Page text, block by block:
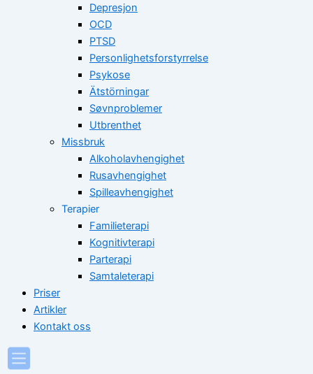
Depresjon
OCD
PTSD
Personlighetsforstyrrelse
Psykose
Ätstörningar
Søvnproblemer
Utbrenthet
Missbruk
Alkoholavhengighet
Rusavhengighet
Spilleavhengighet
Terapier
Familieterapi
Kognitivterapi
Parterapi
Samtaleterapi
Priser
Artikler
Kontakt oss